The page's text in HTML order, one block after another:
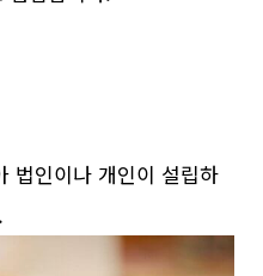
법인이나 개인이 설립하